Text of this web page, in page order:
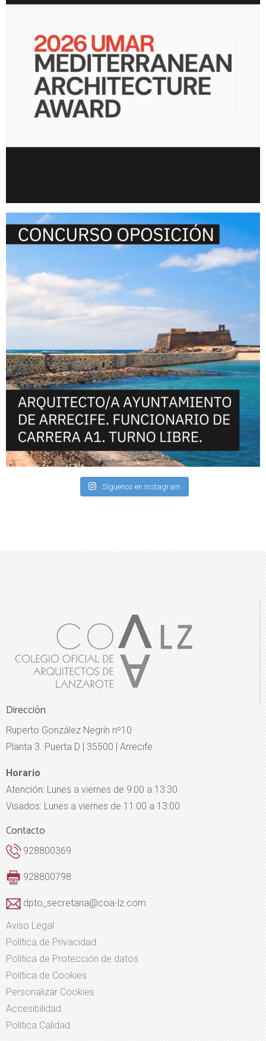
Síguenos en Instagram
Dirección
Ruperto González Negrín nº10
Planta 3. Puerta D | 35500 | Arrecife
Horario
Atención: Lunes a viernes de 9:00 a 13:30
Visados: Lunes a viernes de 11:00 a 13:00
Contacto
928800369
928800798
dpto_secretaria@coa-lz.com
Aviso Legal
Política de Privacidad
Política de Protección de datos
Política de Cookies
Personalizar Cookies
Accesibilidad
Política Calidad